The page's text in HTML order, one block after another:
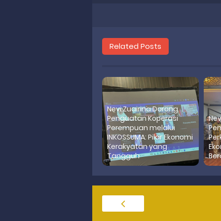
Related Posts
Nevi Zuairina Dorong
Penguatan Koperasi
Perempuan melalui
INKOSSUMA: Pilar Ekonomi
Kerakyatan yang
Tangguh